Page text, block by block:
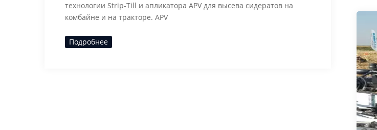
технологии Strip-Till и апликатора APV для высева сидератов на
комбайне и на тракторе. APV
Подробнее